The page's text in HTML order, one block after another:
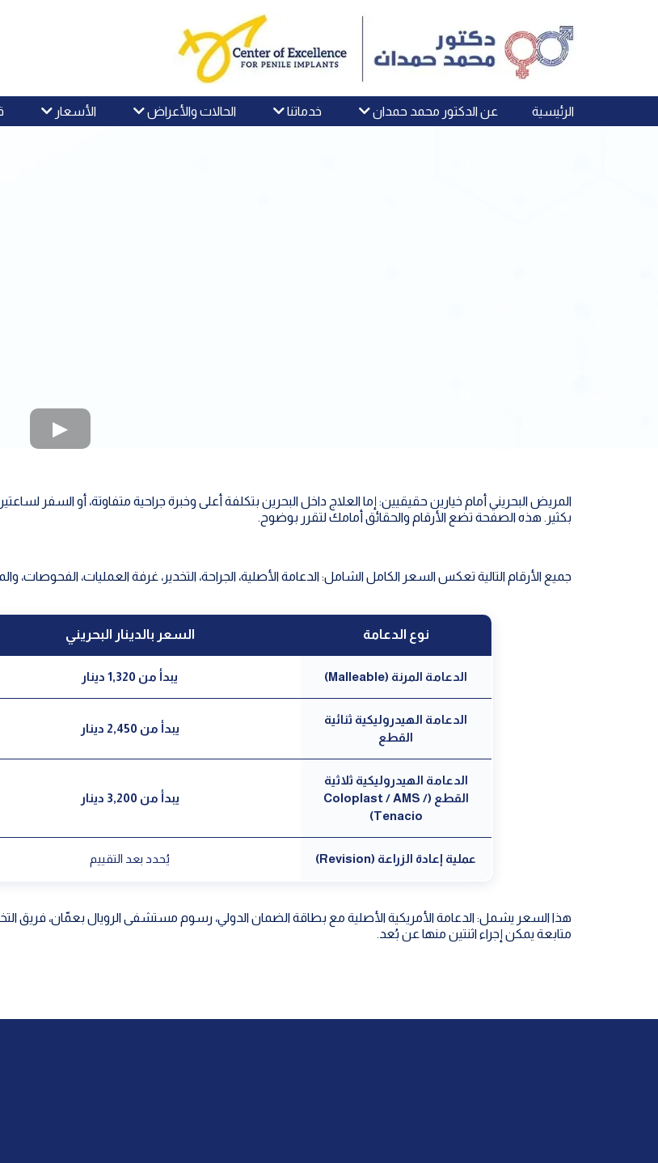
الرئيسية عن الدكتور محمد حمدان خدماتنا الحالات والأعراض الأسعار
المريض البحريني أمام خيارين حقيقيين: إما العلاج داخل البحرين بتكلفة أعلى وخبرة جراحية متفاوتة، أو السفر
بكثير. هذه الصفحة تضع الأرقام والحقائق أمامك لتقرر بوضوح.
جميع الأرقام التالية تعكس السعر الكامل الشامل: الدعامة الأصلية، الجراحة، التخدير، غرفة العمليات، الفحوصات،
نوع الدعامة السعر بالدينار البحريني
الدعامة المرنة (Malleable) يبدأ من 1,320 دينار
الدعامة الهيدروليكية ثنائية
القطع
يبدأ من 2,450 دينار
الدعامة الهيدروليكية ثلاثية
القطع (Coloplast / AMS /
Tenacio)
يبدأ من 3,200 دينار
عملية إعادة الزراعة (Revision) يُحدد بعد التقييم
هذا السعر يشمل: الدعامة الأمريكية الأصلية مع بطاقة الضمان الدولي، رسوم مستشفى الرويال بعمّان، فريق
متابعة يمكن إجراء اثنتين منها عن بُعد.